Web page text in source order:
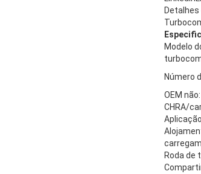
Modelo
Número
OEM não:
CHRA/
Roda de